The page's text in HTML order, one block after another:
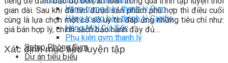
Hàng trưng bày thanh lý Gym
Hàng trưng bày thanh lý Cardio
Hàng Mới Giá Sốc
Phụ kiện gym thanh lý
Setup Phòng Gym
Dự án tiêu biểu
gian dài. Sau khi đã tìm được sản phẩm phù hợp thì điều cuối
cùng là lựa chọn một cơ sở uy tín đáp ứng những tiêu chí như:
giá bán hợp lý, chính sách bảo hành đầy đủ…
Xác định mục tiêu luyện tập